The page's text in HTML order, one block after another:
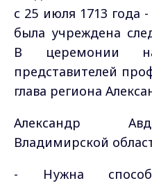
с 25 июля 1713 года
была учреждена
В церемонии
представителей
глава региона
Александр
Владимирской
-
Нужна